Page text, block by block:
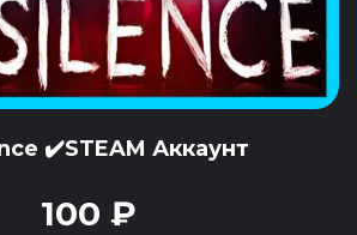
✔️STEAM Аккаунт
100 ₽